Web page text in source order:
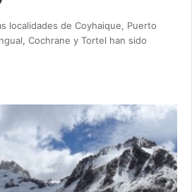
localidades de Coyhaique, Puerto
Cochrane y Tortel han sido